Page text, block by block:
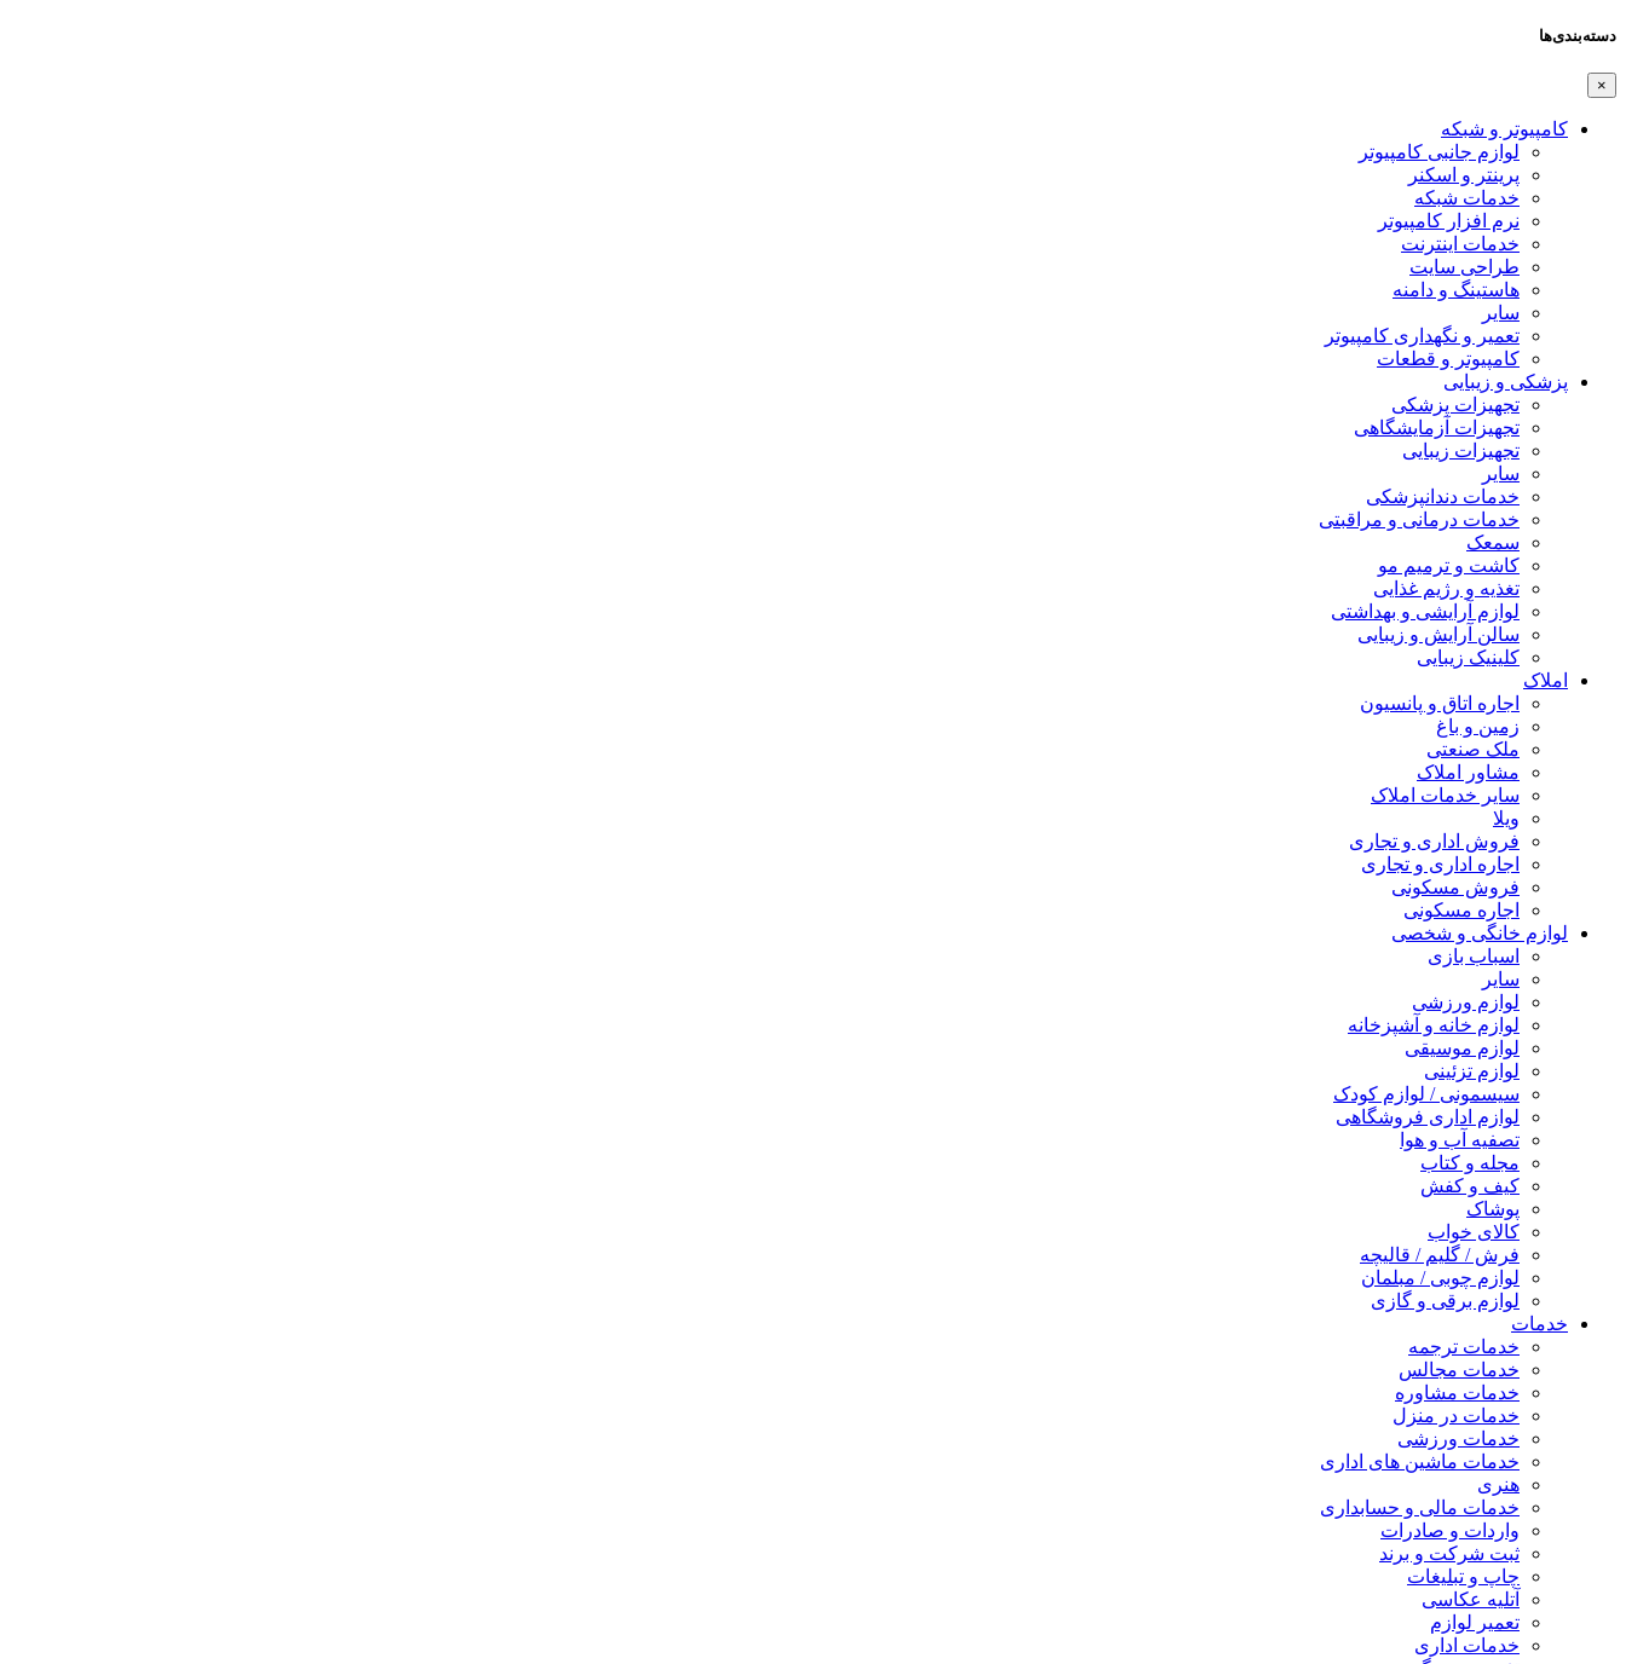
دسته‌بندی‌ها
×
کامپیوتر و شبکه
لوازم جانبی کامپیوتر
پرینتر و اسکنر
خدمات شبکه
نرم افزار کامپیوتر
خدمات اینترنت
طراحی سایت
هاستینگ و دامنه
سایر
تعمیر و نگهداری کامپیوتر
کامپیوتر و قطعات
پزشکی و زیبایی
تجهیزات پزشکی
تجهیزات آزمایشگاهی
تجهیزات زیبایی
سایر
خدمات دندانپزشکی
خدمات درمانی و مراقبتی
سمعک
کاشت و ترمیم مو
تغذیه و رژیم غذایی
لوازم آرایشی و بهداشتی
سالن آرایش و زیبایی
کلینیک زیبایی
املاک
اجاره اتاق و پانسیون
زمین و باغ
ملک صنعتی
مشاور املاک
سایر خدمات املاک
ویلا
فروش اداری و تجاری
اجاره اداری و تجاری
فروش مسکونی
اجاره مسکونی
لوازم خانگی و شخصی
اسباب بازی
سایر
لوازم ورزشی
لوازم خانه و آشپزخانه
لوازم موسیقی
لوازم تزئینی
سیسمونی / لوازم کودک
لوازم اداری فروشگاهی
تصفیه آب و هوا
مجله و کتاب
کیف و کفش
پوشاک
کالای خواب
فرش / گلیم / قالیچه
لوازم چوبی / مبلمان
لوازم برقی و گازی
خدمات
خدمات ترجمه
خدمات مجالس
خدمات مشاوره
خدمات در منزل
خدمات ورزشی
خدمات ماشین های اداری
هنری
خدمات مالی و حسابداری
واردات و صادرات
ثبت شرکت و برند
چاپ و تبلیغات
آتلیه عکاسی
تعمیر لوازم
خدمات اداری